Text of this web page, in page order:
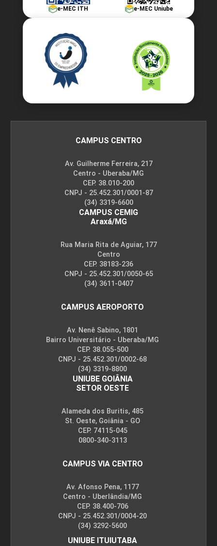
Patologias das Instalações Elétricas
e Hidrossanitárias
Critérios de Avaliação do Quadro
Patológico: Elaboração do
Diagnóstico
e-MEC ITH e-MEC Uniube
CAMPUS CENTRO
Av. Guilherme Ferreira, 217
Centro - Uberaba/MG
CEP. 38.010-200
CNPJ - 25.452.301/0001-87
(34) 3319-6600
CAMPUS CEMIG
Araxá/MG
Rua Maria Rita de Aguiar, 177
Centro
CEP. 38183-236
CNPJ - 25.452.301/0050-65
(34) 3611-0407
CAMPUS AEROPORTO
Av. Nenê Sabino, 1801
Bairro Universitário - Uberaba/MG
CEP. 38.055-500
CNPJ - 25.452.301/0002-68
(34) 3319-8800
UNIUBE GOIÂNIA
SETOR OESTE
Alameda dos Buritis, 485
St. Oeste, Goiânia - GO
CEP. 74115-045
0800-340-3113
CAMPUS VIA CENTRO
Av. Afonso Pena, 1177
Centro - Uberlândia/MG
CEP. 38.400-706
CNPJ - 25.452.301/0004-20
(34) 3292-5600
UNIUBE ITUIUTABA